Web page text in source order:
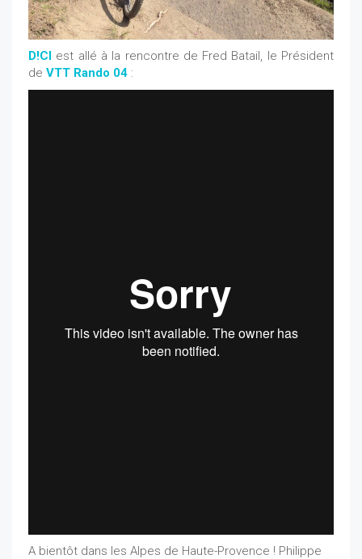
D!CI est allé à la rencontre de Fred Batail, le Président
de VTT Rando 04 :
A bientôt dans les Alpes de Haute-Provence ! Philippe